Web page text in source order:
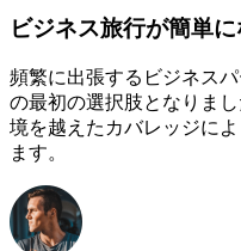
ビジネス旅行が簡単
頻繁に出張するビジネス
の最初の選択肢となりま
境を越えたカバレッジに
ます。